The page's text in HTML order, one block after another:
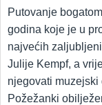
Putovanje
godina koje je u
najvećih
Julije Kempf, a
njegovati
Požežanki